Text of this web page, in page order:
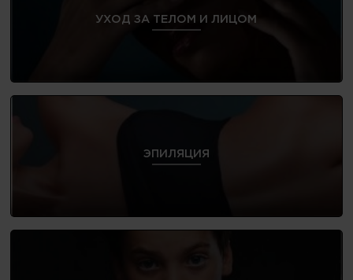
УХОД ЗА ТЕЛОМ И ЛИЦОМ
ЭПИЛЯЦИЯ